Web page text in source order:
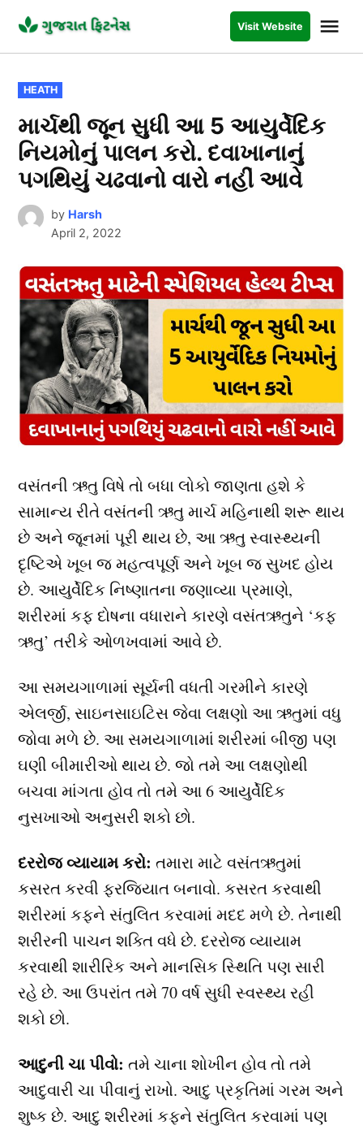
content
FITNESS
Visit Website
POSTED
IN
HEATH
માર્ચથી જૂન સુધી આ 5 આયુર્વેદિક
નિયમોનું પાલન કરો. દવાખાનાનું
પગથિયું ચઢવાનો વારો નહીં આવે
by Harsh
April 2, 2022
વસંતની ઋતુ વિષે તો બધા લોકો જાણતા હશે કે
સામાન્ય રીતે વસંતની ઋતુ માર્ચ મહિનાથી શરૂ થાય
છે અને જૂનમાં પૂરી થાય છે, આ ઋતુ સ્વાસ્થ્યની
દૃષ્ટિએ ખૂબ જ મહત્વપૂર્ણ અને ખૂબ જ સુખદ હોય
છે. આયુર્વેદિક નિષ્ણાતના જણાવ્યા પ્રમાણે,
શરીરમાં કફ દોષના વધારાને કારણે વસંતઋતુને ‘કફ
ઋતુ’ તરીકે ઓળખવામાં આવે છે.
આ સમયગાળામાં સૂર્યની વધતી ગરમીને કારણે
એલર્જી, સાઇનસાઇટિસ જેવા લક્ષણો આ ઋતુમાં વધુ
જોવા મળે છે. આ સમયગાળામાં શરીરમાં બીજી પણ
ઘણી બીમારીઓ થાય છે. જો તમે આ લક્ષણોથી
બચવા માંગતા હોવ તો તમે આ 6 આયુર્વેદિક
નુસખાઓ અનુસરી શકો છો.
દરરોજ વ્યાયામ કરો: તમારા માટે વસંતઋતુમાં
કસરત કરવી ફરજિયાત બનાવો. કસરત કરવાથી
શરીરમાં કફને સંતુલિત કરવામાં મદદ મળે છે. તેનાથી
શરીરની પાચન શક્તિ વધે છે. દરરોજ વ્યાયામ
કરવાથી શારીરિક અને માનસિક સ્થિતિ પણ સારી
રહે છે. આ ઉપરાંત તમે 70 વર્ષ સુધી સ્વસ્થ્ય રહી
શકો છો.
આદુની ચા પીવો: તમે ચાના શોખીન હોવ તો તમે
આદુવારી ચા પીવાનું રાખો. આદુ પ્રકૃતિમાં ગરમ ​​અને
શુષ્ક છે. આદુ શરીરમાં કફને સંતુલિત કરવામાં પણ